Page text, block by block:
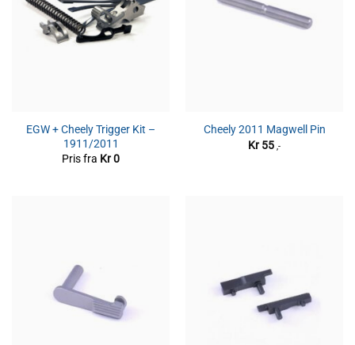
EGW + Cheely Trigger Kit –
1911/2011
Pris fra Kr0
Cheely 2011 Magwell Pin
Kr55 ,-